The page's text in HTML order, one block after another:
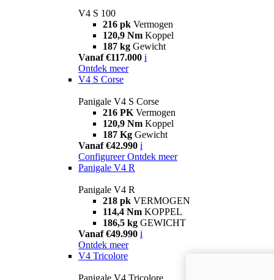
V4 S 100
216 pk Vermogen
120,9 Nm Koppel
187 kg Gewicht
Vanaf €117.000 i
Ontdek meer
V4 S Corse
Panigale V4 S Corse
216 PK Vermogen
120,9 Nm Koppel
187 Kg Gewicht
Vanaf €42.990 i
Configureer Ontdek meer
Panigale V4 R
Panigale V4 R
218 pk VERMOGEN
114,4 Nm KOPPEL
186,5 kg GEWICHT
Vanaf €49.990 i
Ontdek meer
V4 Tricolore
Panigale V4 Tricolore